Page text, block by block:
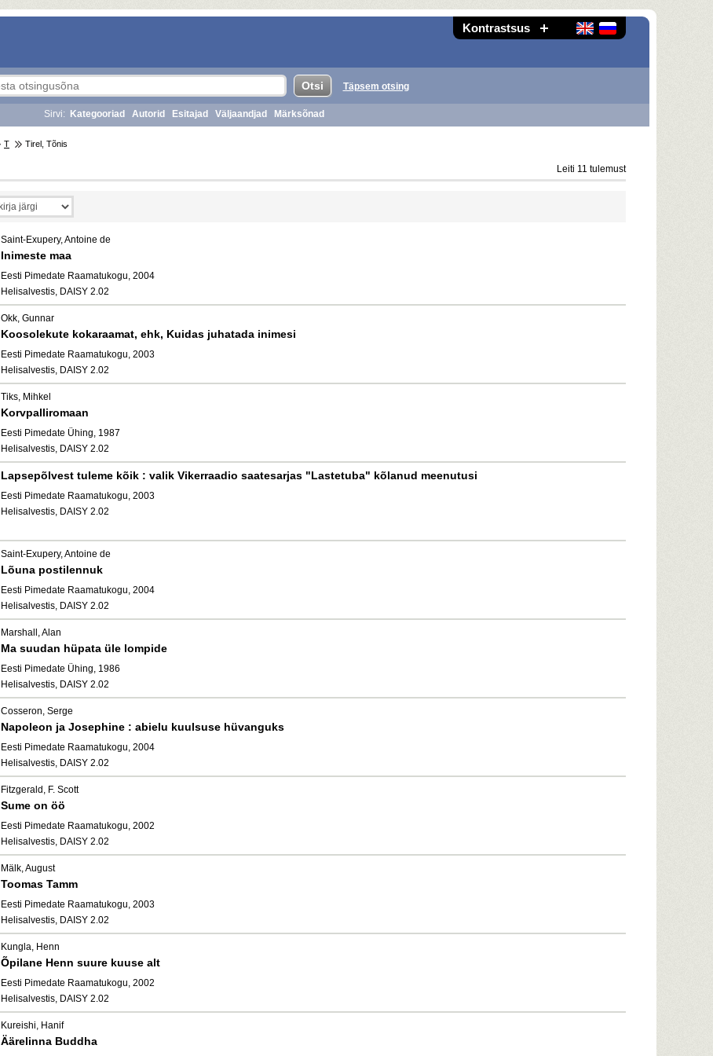
Kontrastsus
Täpsem otsing
Sirvi: Kategooriad Autorid Esitajad Väljaandjad Märksõnad
T Tirel, Tõnis
Leiti 11 tulemust
Saint-Exupery, Antoine de
Inimeste maa
Eesti Pimedate Raamatukogu, 2004
Helisalvestis, DAISY 2.02
Okk, Gunnar
Koosolekute kokaraamat, ehk, Kuidas juhatada inimesi
Eesti Pimedate Raamatukogu, 2003
Helisalvestis, DAISY 2.02
Tiks, Mihkel
Korvpalliromaan
Eesti Pimedate Ühing, 1987
Helisalvestis, DAISY 2.02
Lapsepõlvest tuleme kõik : valik Vikerraadio saatesarjas "Lastetuba" kõlanud meenutusi
Eesti Pimedate Raamatukogu, 2003
Helisalvestis, DAISY 2.02
Saint-Exupery, Antoine de
Lõuna postilennuk
Eesti Pimedate Raamatukogu, 2004
Helisalvestis, DAISY 2.02
Marshall, Alan
Ma suudan hüpata üle lompide
Eesti Pimedate Ühing, 1986
Helisalvestis, DAISY 2.02
Cosseron, Serge
Napoleon ja Josephine : abielu kuulsuse hüvanguks
Eesti Pimedate Raamatukogu, 2004
Helisalvestis, DAISY 2.02
Fitzgerald, F. Scott
Sume on öö
Eesti Pimedate Raamatukogu, 2002
Helisalvestis, DAISY 2.02
Mälk, August
Toomas Tamm
Eesti Pimedate Raamatukogu, 2003
Helisalvestis, DAISY 2.02
Kungla, Henn
Õpilane Henn suure kuuse alt
Eesti Pimedate Raamatukogu, 2002
Helisalvestis, DAISY 2.02
Kureishi, Hanif
Äärelinna Buddha